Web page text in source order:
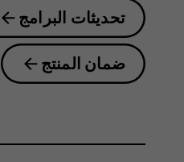
تحديثات البرامج
ضمان المنتج